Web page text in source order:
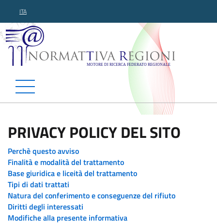
ITA
Normattiva Regioni -
PRIVACY POLICY DEL SITO
Perchè questo avviso
Finalità e modalità del trattamento
Base giuridica e liceità del trattamento
Tipi di dati trattati
Natura del conferimento e conseguenze del rifiuto
Diritti degli interessati
Modifiche alla presente informativa